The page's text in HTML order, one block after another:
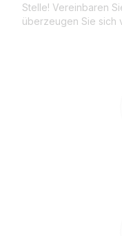
Stelle! Vereinbaren
überzeugen Sie sich